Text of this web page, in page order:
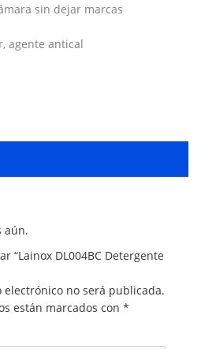
sin dejar marcas
agente antical
aún.
“Lainox DL004BC Detergente
electrónico no será publicada.
están marcados con *